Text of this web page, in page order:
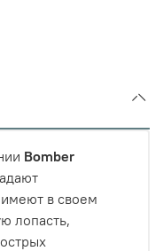
Bomber
в своем
лопасть,